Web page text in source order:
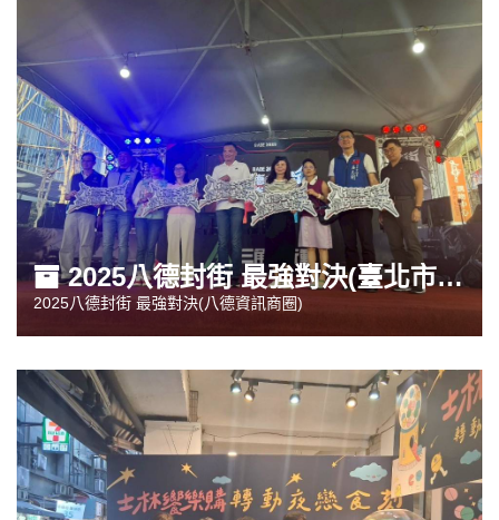
2025八德封街 最強對決(臺北市八德商圈發展協會)
2025八德封街 最強對決(八德資訊商圈)